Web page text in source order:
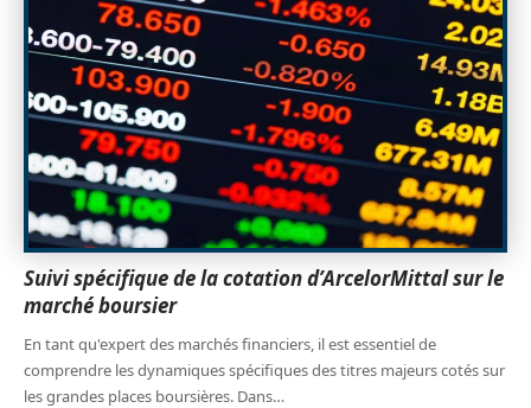
Suivi spécifique de la cotation d’ArcelorMittal sur le
marché boursier
En tant qu'expert des marchés financiers, il est essentiel de
comprendre les dynamiques spécifiques des titres majeurs cotés sur
les grandes places boursières. Dans…